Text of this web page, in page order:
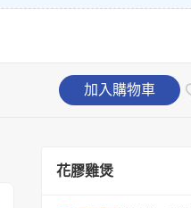
加入購物車
花膠雞煲